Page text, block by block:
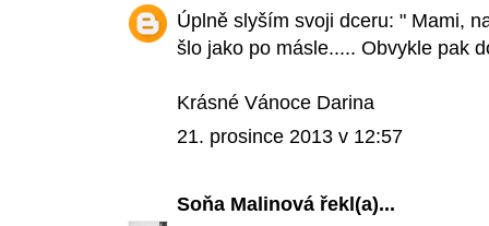
Úplně slyším svoji dceru: " Mami,
šlo jako po másle..... Obvykle pak
Krásné Vánoce Darina
21. prosince 2013 v 12:57
Soňa Malinová řekl(a)...